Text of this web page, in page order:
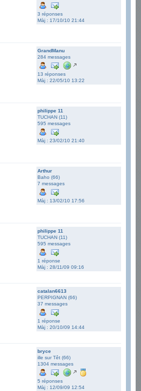
3 réponses
Màj : 17/10/10 21:44
GrandManu
284 messages
13 réponses
Màj : 22/05/10 13:22
philippe 11
TUCHAN (11)
595 messages
Màj : 23/02/10 21:40
Arthur
Baho (66)
7 messages
Màj : 13/02/10 17:56
philippe 11
TUCHAN (11)
595 messages
1 réponse
Màj : 28/11/09 09:16
catalan6613
PERPIGNAN (66)
37 messages
1 réponse
Màj : 20/10/09 14:44
bryce
ille sur Têt (66)
1304 messages
5 réponses
Màj : 12/09/09 12:54